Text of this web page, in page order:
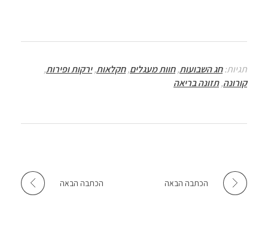
o
o
k
er
sA
p
p
תגיות:חג השבועות,חוות מעגלים,חקלאות,ירקות ופירות,
קורונה,תזונה בריאה
הכתבה הבאה הכתבה הבאה